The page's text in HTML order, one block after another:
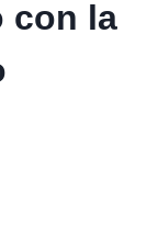
con la